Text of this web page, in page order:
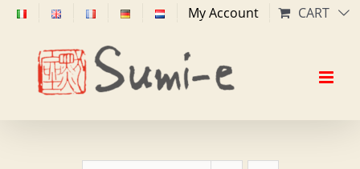
Skip
content
My Account CART